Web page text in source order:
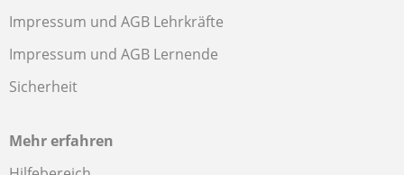
Impressum und AGB Lehrkräfte
Impressum und AGB Lernende
Sicherheit
Mehr erfahren